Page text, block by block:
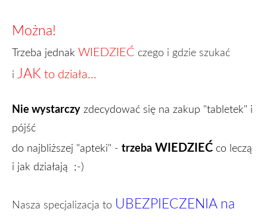
Można!
Trzeba jednak WIEDZIEĆ czego i gdzie szukać
i JAK to działa...
Nie wystarczy zdecydować się na zakup "tabletek" i
pójść
do najbliższej "apteki" - trzebaWIEDZIEĆ co leczą
i jak działają ;-)
Nasza specjalizacja to UBEZPIECZENIA na